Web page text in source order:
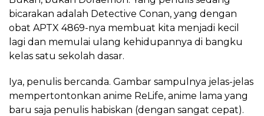
bicarakan adalah Detective Conan, yang dengan
obat APTX 4869-nya membuat kita menjadi kecil
lagi dan memulai ulang kehidupannya di bangku
kelas satu sekolah dasar.
Iya, penulis bercanda. Gambar sampulnya jelas-jelas
mempertontonkan anime ReLife, anime lama yang
baru saja penulis habiskan (dengan sangat cepat).